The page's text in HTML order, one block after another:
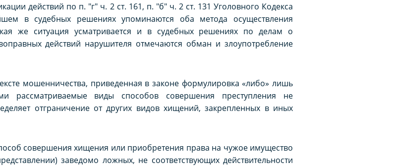
действий по п. "г" ч. 2 ст. 161, п. "б" ч. 2 ст. 131 Уголовного Кодекса
в судебных решениях упоминаются оба метода осуществления
же ситуация усматривается и в судебных решениях по делам о
действий нарушителя отмечаются обман и злоупотребление
мошенничества, приведенная в законе формулировка «либо» лишь
рассматриваемые виды способов совершения преступления не
отграничение от других видов хищений, закрепленных в иных
совершения хищения или приобретения права на чужое имущество
заведомо ложных, не соответствующих действительности